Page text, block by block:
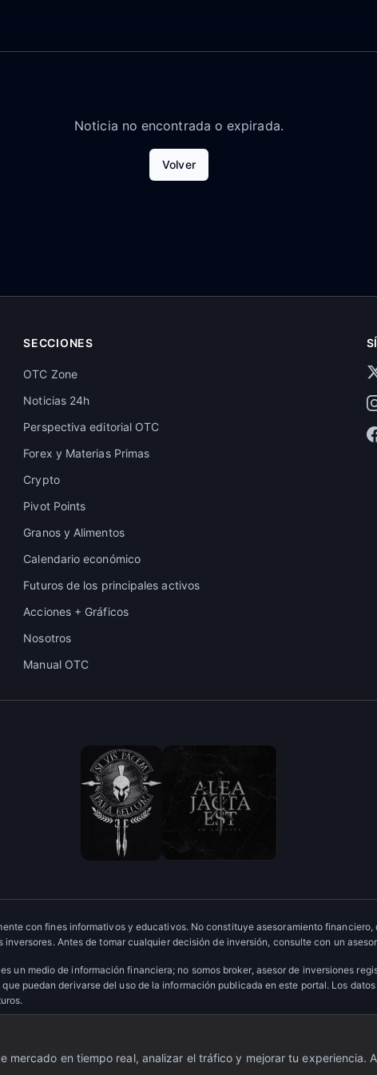
Noticia no encontrada o expirada.
Volver
SECCIONES
OTC Zone
Noticias 24h
Perspectiva editorial OTC
Forex y Materias Primas
Crypto
Pivot Points
Granos y Alimentos
Calendario económico
Futuros de los principales activos
Acciones + Gráficos
Nosotros
Manual OTC
con fines informativos y educativos. No constituye asesoramiento
Antes de tomar cualquier decisión de inversión, consulte con un
un medio de información financiera; no somos broker, asesor de inversiones
puedan derivarse del uso de la información publicada en este portal. Los
· Escudo OTC
mercado en tiempo real, analizar el tráfico y mejorar tu experiencia.